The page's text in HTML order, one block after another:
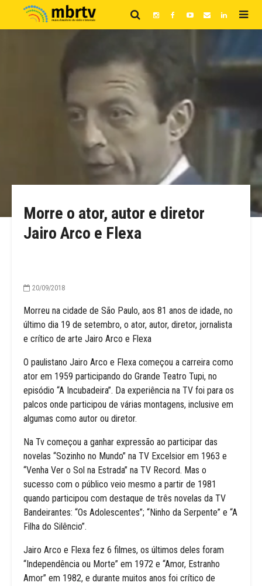
Morre o ator, autor e diretor
Jairo Arco e Flexa
20/09/2018
Morreu na cidade de São Paulo, aos 81 anos de idade, no
último dia 19 de setembro, o ator, autor, diretor, jornalista
e crítico de arte Jairo Arco e Flexa
O paulistano Jairo Arco e Flexa começou a carreira como
ator em 1959 participando do Grande Teatro Tupi, no
episódio “A Incubadeira”. Da experiência na TV foi para os
palcos onde participou de várias montagens, inclusive em
algumas como autor ou diretor.
Na Tv começou a ganhar expressão ao participar das
novelas “Sozinho no Mundo” na TV Excelsior em 1963 e
“Venha Ver o Sol na Estrada” na TV Record. Mas o
sucesso com o público veio mesmo a partir de 1981
quando participou com destaque de três novelas da TV
Bandeirantes: “Os Adolescentes”; “Ninho da Serpente” e “A
Filha do Silêncio”.
Jairo Arco e Flexa fez 6 filmes, os últimos deles foram
“Independência ou Morte” em 1972 e “Amor, Estranho
Amor” em 1982, e durante muitos anos foi crítico de